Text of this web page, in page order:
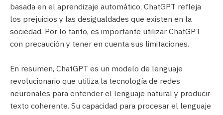
basada en el aprendizaje automático, ChatGPT refleja
los prejuicios y las desigualdades que existen en la
sociedad. Por lo tanto, es importante utilizar ChatGPT
con precaución y tener en cuenta sus limitaciones.
En resumen, ChatGPT es un modelo de lenguaje
revolucionario que utiliza la tecnología de redes
neuronales para entender el lenguaje natural y producir
texto coherente. Su capacidad para procesar el lenguaje